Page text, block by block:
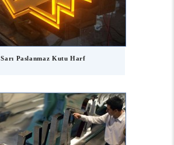
Sarı Paslanmaz Kutu Harf